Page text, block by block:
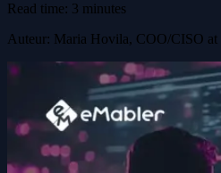
Read time: 3 minutes
Auteur: Maria Hovila, COO/CISO at